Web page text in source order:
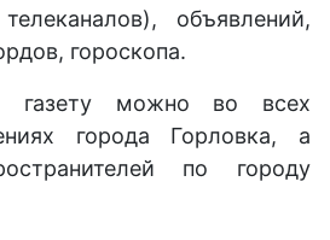
объявлений,
гороскопа.
газету можно во всех
города Горловка, а
по городу